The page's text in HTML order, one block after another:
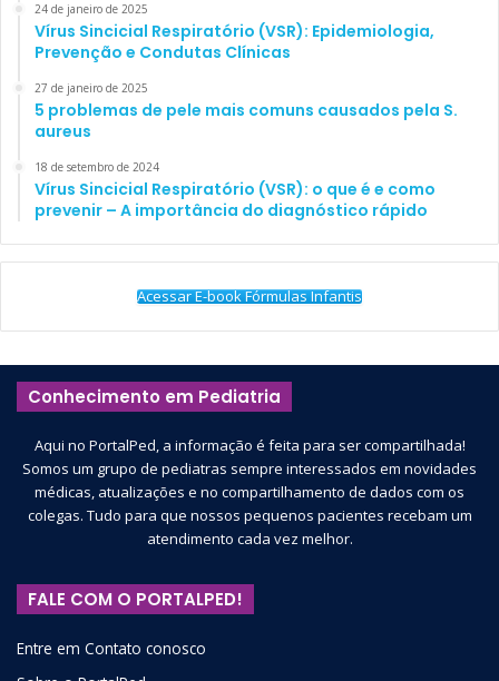
24 de janeiro de 2025
Vírus Sincicial Respiratório (VSR): Epidemiologia,
Prevenção e Condutas Clínicas
27 de janeiro de 2025
5 problemas de pele mais comuns causados pela S.
aureus
18 de setembro de 2024
Vírus Sincicial Respiratório (VSR): o que é e como
prevenir – A importância do diagnóstico rápido
Acessar E-book Fórmulas Infantis
Conhecimento em Pediatria
Aqui no PortalPed, a informação é feita para ser compartilhada!
Somos um grupo de pediatras sempre interessados em novidades
médicas, atualizações e no compartilhamento de dados com os
colegas. Tudo para que nossos pequenos pacientes recebam um
atendimento cada vez melhor.
FALE COM O PORTALPED!
Entre em Contato conosco